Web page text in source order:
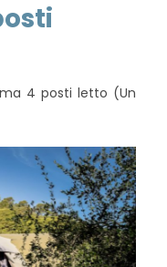
4 posti letto (Un